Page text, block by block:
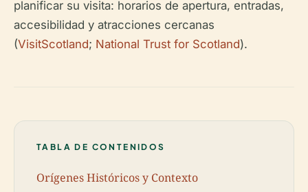
planificar su visita: horarios de apertura, entradas,
accesibilidad y atracciones cercanas
(VisitScotland; National Trust for Scotland).
TABLA DE CONTENIDOS
Orígenes Históricos y Contexto